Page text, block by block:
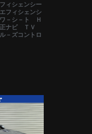
ィシェンシー
フィシェンシ
－シ－ト Ｈ
正ナビ ＴＶ
－ズコントロ